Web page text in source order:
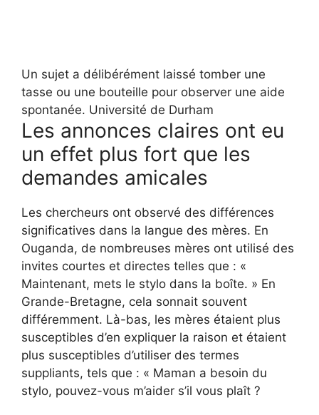
Un sujet a délibérément laissé tomber une
tasse ou une bouteille pour observer une aide
spontanée. Université de Durham
Les annonces claires ont eu
un effet plus fort que les
demandes amicales
Les chercheurs ont observé des différences
significatives dans la langue des mères. En
Ouganda, de nombreuses mères ont utilisé des
invites courtes et directes telles que : «
Maintenant, mets le stylo dans la boîte. » En
Grande-Bretagne, cela sonnait souvent
différemment. Là-bas, les mères étaient plus
susceptibles d’en expliquer la raison et étaient
plus susceptibles d’utiliser des termes
suppliants, tels que : « Maman a besoin du
stylo, pouvez-vous m’aider s’il vous plaît ?